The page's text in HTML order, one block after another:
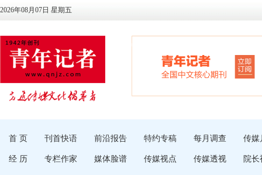
2026年08月07日 星期五
首 页 刊首快语 前沿报告 特约专稿 每月调查 传媒
经 历 专栏作家 媒体脸谱 传媒视点 传媒透视 院长